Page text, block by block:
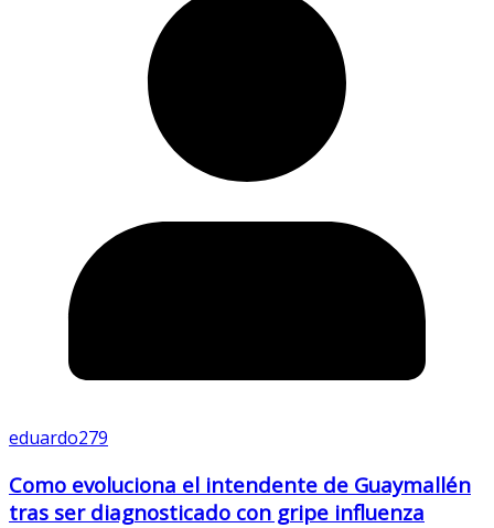
eduardo279
Como evoluciona el intendente de Guaymallén
tras ser diagnosticado con gripe influenza